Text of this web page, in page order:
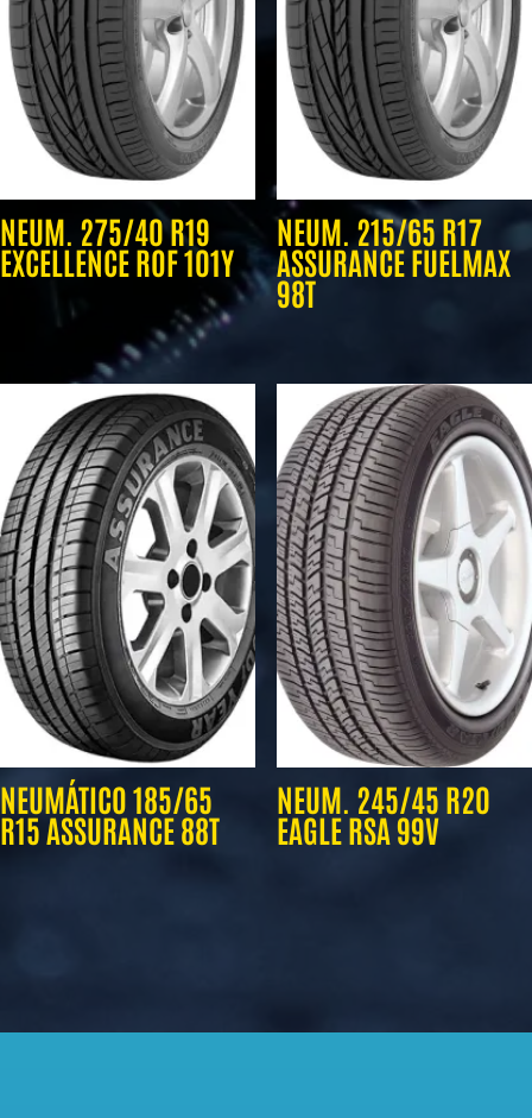
NEUM. 275/40 R19
EXCELLENCE ROF 101Y
NEUM. 215/65 R17
ASSURANCE FUELMAX
98T
NEUMÁTICO 185/65
R15 ASSURANCE 88T
NEUM. 245/45 R20
EAGLE RSA 99V